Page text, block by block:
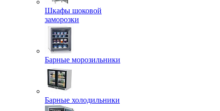
Шкафы шоковой
заморозки
Барные морозильники
Барные холодильники